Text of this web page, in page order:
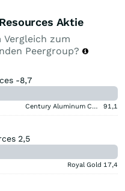
Aktie
Vergleich zum
Peergroup?
-8,7
Century Aluminum Company 91,1
2,5
Royal Gold 17,4